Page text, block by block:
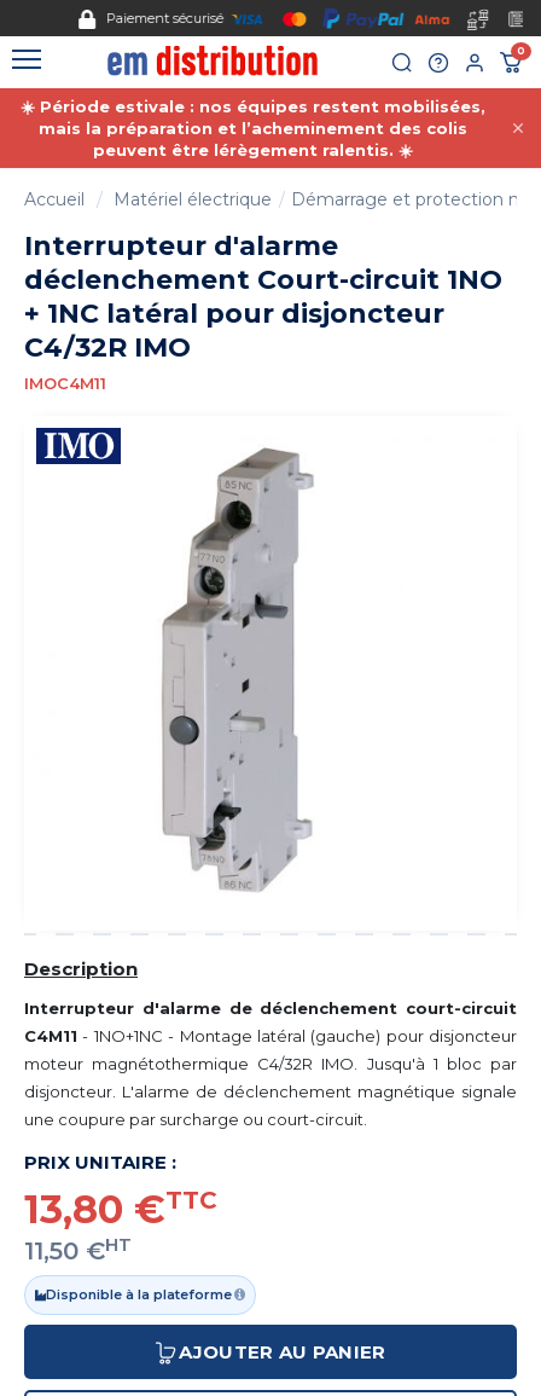
Paiement sécurisé
0
☀️ Période estivale : nos équipes restent mobilisées,
mais la préparation et l’acheminement des colis
peuvent être lérègement ralentis. ☀️
Accueil Matériel électrique Démarrage et protection
Interrupteur d'alarme
déclenchement Court-circuit 1NO
+ 1NC latéral pour disjoncteur
C4/32R IMO
IMOC4M11
Description
Interrupteur d'alarme de déclenchement court-circuit
C4M11 - 1NO+1NC - Montage latéral (gauche) pour disjoncteur
moteur magnétothermique C4/32R IMO. Jusqu'à 1 bloc par
disjoncteur. L'alarme de déclenchement magnétique signale
une coupure par surcharge ou court-circuit.
PRIX UNITAIRE :
13,80 €TTC
11,50 €HT
Disponible à la plateforme
AJOUTER AU PANIER
Gestion des cookies